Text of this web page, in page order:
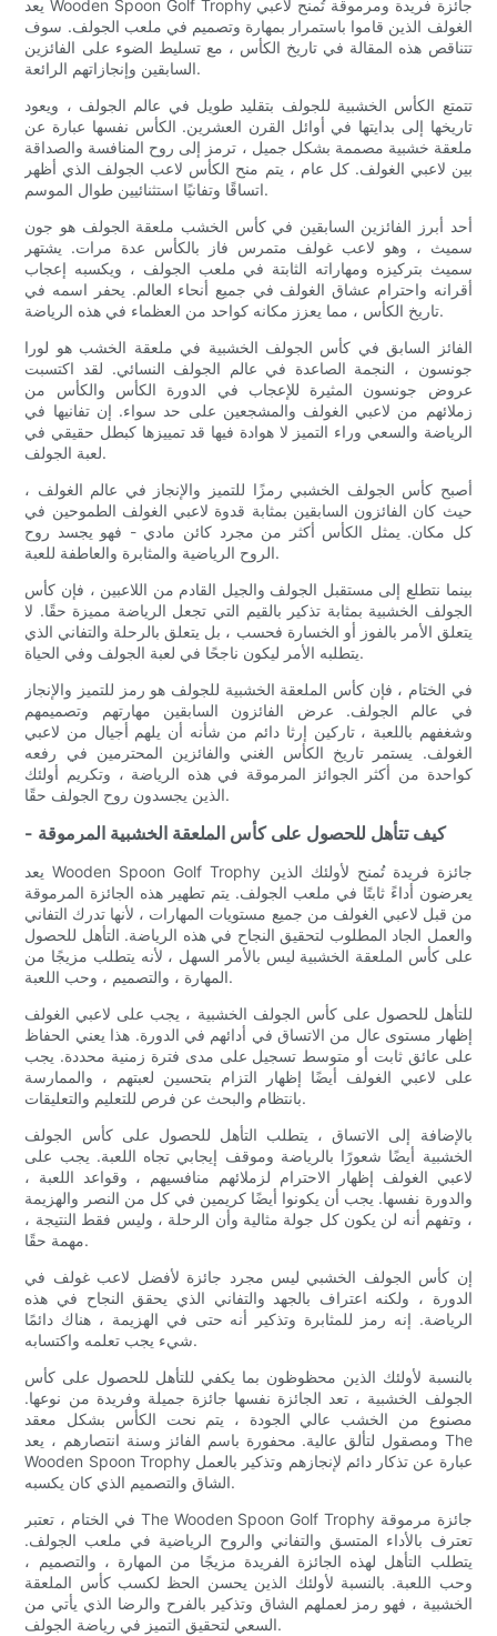
يعد Wooden Spoon Golf Trophy جائزة فريدة ومرموقة تُمنح لاعبي
الغولف الذين قاموا باستمرار بمهارة وتصميم في ملعب الجولف. سوف
تتناقص هذه المقالة في تاريخ الكأس ، مع تسليط الضوء على الفائزين
السابقين وإنجازاتهم الرائعة.
تتمتع الكأس الخشبية للجولف بتقليد طويل في عالم الجولف ، ويعود
تاريخها إلى بدايتها في أوائل القرن العشرين. الكأس نفسها عبارة عن
ملعقة خشبية مصممة بشكل جميل ، ترمز إلى روح المنافسة والصداقة
بين لاعبي الغولف. كل عام ، يتم منح الكأس لاعب الجولف الذي أظهر
اتساقًا وتفانيًا استثنائيين طوال الموسم.
أحد أبرز الفائزين السابقين في كأس الخشب ملعقة الجولف هو جون
سميث ، وهو لاعب غولف متمرس فاز بالكأس عدة مرات. يشتهر
سميث بتركيزه ومهاراته الثابتة في ملعب الجولف ، ويكسبه إعجاب
أقرانه واحترام عشاق الغولف في جميع أنحاء العالم. يحفر اسمه في
تاريخ الكأس ، مما يعزز مكانه كواحد من العظماء في هذه الرياضة.
الفائز السابق في كأس الجولف الخشبية في ملعقة الخشب هو لورا
جونسون ، النجمة الصاعدة في عالم الجولف النسائي. لقد اكتسبت
عروض جونسون المثيرة للإعجاب في الدورة الكأس والكأس من
زملائهم من لاعبي الغولف والمشجعين على حد سواء. إن تفانيها في
الرياضة والسعي وراء التميز لا هوادة فيها قد تمييزها كبطل حقيقي في
لعبة الجولف.
أصبح كأس الجولف الخشبي رمزًا للتميز والإنجاز في عالم الغولف ،
حيث كان الفائزون السابقين بمثابة قدوة لاعبي الغولف الطموحين في
كل مكان. يمثل الكأس أكثر من مجرد كائن مادي - فهو يجسد روح
الروح الرياضية والمثابرة والعاطفة للعبة.
بينما نتطلع إلى مستقبل الجولف والجيل القادم من اللاعبين ، فإن كأس
الجولف الخشبية بمثابة تذكير بالقيم التي تجعل الرياضة مميزة حقًا. لا
يتعلق الأمر بالفوز أو الخسارة فحسب ، بل يتعلق بالرحلة والتفاني الذي
يتطلبه الأمر ليكون ناجحًا في لعبة الجولف وفي الحياة.
في الختام ، فإن كأس الملعقة الخشبية للجولف هو رمز للتميز والإنجاز
في عالم الجولف. عرض الفائزون السابقين مهارتهم وتصميمهم
وشغفهم باللعبة ، تاركين إرثا دائم من شأنه أن يلهم أجيال من لاعبي
الغولف. يستمر تاريخ الكأس الغني والفائزين المحترمين في رفعه
كواحدة من أكثر الجوائز المرموقة في هذه الرياضة ، وتكريم أولئك
الذين يجسدون روح الجولف حقًا.
- كيف تتأهل للحصول على كأس الملعقة الخشبية المرموقة
يعد Wooden Spoon Golf Trophy جائزة فريدة تُمنح لأولئك الذين
يعرضون أداءً ثابتًا في ملعب الجولف. يتم تطهير هذه الجائزة المرموقة
من قبل لاعبي الغولف من جميع مستويات المهارات ، لأنها تدرك التفاني
والعمل الجاد المطلوب لتحقيق النجاح في هذه الرياضة. التأهل للحصول
على كأس الملعقة الخشبية ليس بالأمر السهل ، لأنه يتطلب مزيجًا من
المهارة ، والتصميم ، وحب اللعبة.
للتأهل للحصول على كأس الجولف الخشبية ، يجب على لاعبي الغولف
إظهار مستوى عال من الاتساق في أدائهم في الدورة. هذا يعني الحفاظ
على عائق ثابت أو متوسط تسجيل على مدى فترة زمنية محددة. يجب
على لاعبي الغولف أيضًا إظهار التزام بتحسين لعبتهم ، والممارسة
بانتظام والبحث عن فرص للتعليم والتعليقات.
بالإضافة إلى الاتساق ، يتطلب التأهل للحصول على كأس الجولف
الخشبية أيضًا شعورًا بالرياضة وموقف إيجابي تجاه اللعبة. يجب على
لاعبي الغولف إظهار الاحترام لزملائهم منافسيهم ، وقواعد اللعبة ،
والدورة نفسها. يجب أن يكونوا أيضًا كريمين في كل من النصر والهزيمة
، وتفهم أنه لن يكون كل جولة مثالية وأن الرحلة ، وليس فقط النتيجة ،
مهمة حقًا.
إن كأس الجولف الخشبي ليس مجرد جائزة لأفضل لاعب غولف في
الدورة ، ولكنه اعتراف بالجهد والتفاني الذي يحقق النجاح في هذه
الرياضة. إنه رمز للمثابرة وتذكير أنه حتى في الهزيمة ، هناك دائمًا
شيء يجب تعلمه واكتسابه.
بالنسبة لأولئك الذين محظوظون بما يكفي للتأهل للحصول على كأس
الجولف الخشبية ، تعد الجائزة نفسها جائزة جميلة وفريدة من نوعها.
مصنوع من الخشب عالي الجودة ، يتم نحت الكأس بشكل معقد
ومصقول لتألق عالية. محفورة باسم الفائز وسنة انتصارهم ، يعد The
Wooden Spoon Trophy عبارة عن تذكار دائم لإنجازهم وتذكير بالعمل
الشاق والتصميم الذي كان يكسبه.
في الختام ، تعتبر The Wooden Spoon Golf Trophy جائزة مرموقة
تعترف بالأداء المتسق والتفاني والروح الرياضية في ملعب الجولف.
يتطلب التأهل لهذه الجائزة الفريدة مزيجًا من المهارة ، والتصميم ،
وحب اللعبة. بالنسبة لأولئك الذين يحسن الحظ لكسب كأس الملعقة
الخشبية ، فهو رمز لعملهم الشاق وتذكير بالفرح والرضا الذي يأتي من
السعي لتحقيق التميز في رياضة الجولف.